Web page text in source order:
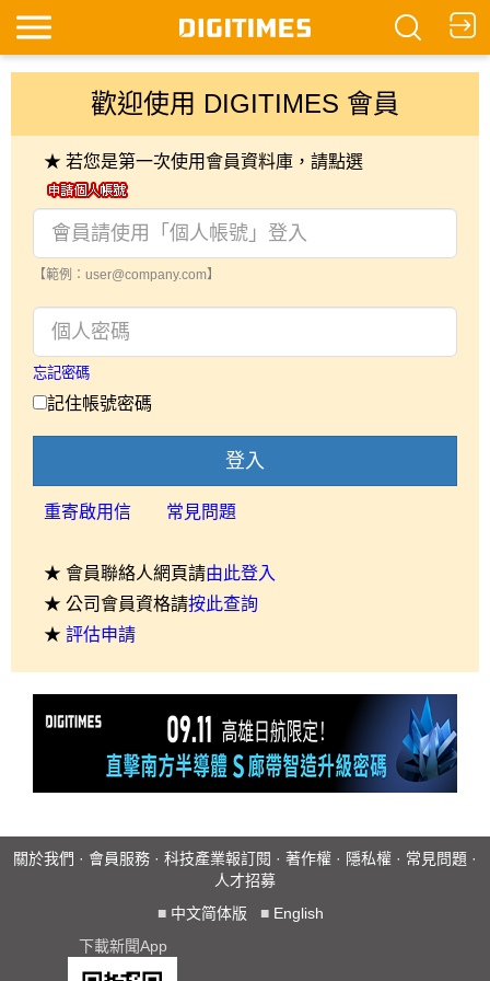
歡迎使用 DIGITIMES 會員
★ 若您是第一次使用會員資料庫，請點選
【範例：user@company.com】
忘記密碼
記住帳號密碼
登入
重寄啟用信 常見問題
★ 會員聯絡人網頁請由此登入
★ 公司會員資格請按此查詢
★ 評估申請
關於我們 · 會員服務 · 科技產業報訂閱 · 著作權 · 隱私權 · 常見問題 ·
人才招募
■ 中文简体版 ■ English
下載新聞App